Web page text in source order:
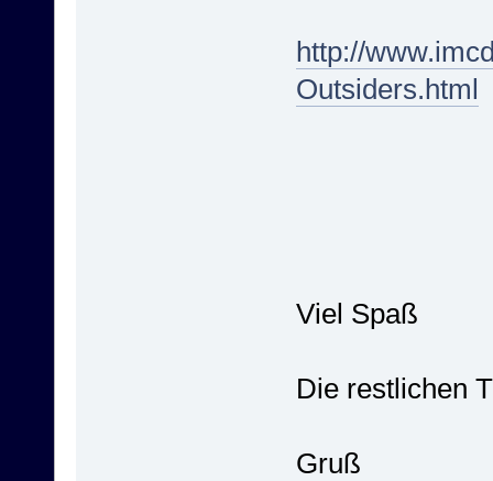
http://
Outsiders.html
Viel Spaß
Die restlichen
Gruß